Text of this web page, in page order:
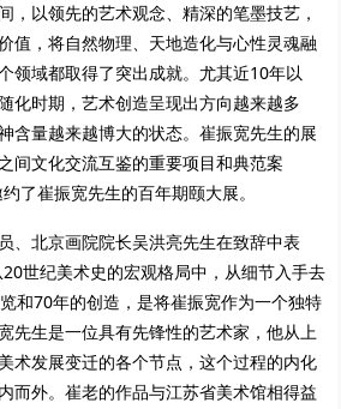
，以领先的艺术观念、精深的笔墨技艺，
值，将自然物理、天地造化与心性灵魂融
领域都取得了突出成就。尤其近10年以
化时期，艺术创造呈现出方向越来越多
含量越来越博大的状态。崔振宽先生的展
间文化交流互鉴的重要项目和典范案
了崔振宽先生的百年期颐大展。
、北京画院院长吴洪亮先生在致辞中表
世纪美术史的宏观格局中，从细节入手去
和70年的创造，是将崔振宽作为一个独特
先生是一位具有先锋性的艺术家，他从上
术发展变迁的各个节点，这个过程的内化
而外。崔老的作品与江苏省美术馆相得益